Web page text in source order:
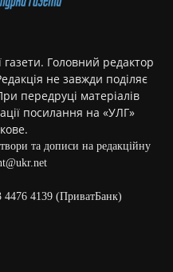
газети. Головний редактор
не завжди поділяє
передруці матеріалів
посилання на «УЛГ»
та дописи на редакційну
4139 (ПриватБанк)